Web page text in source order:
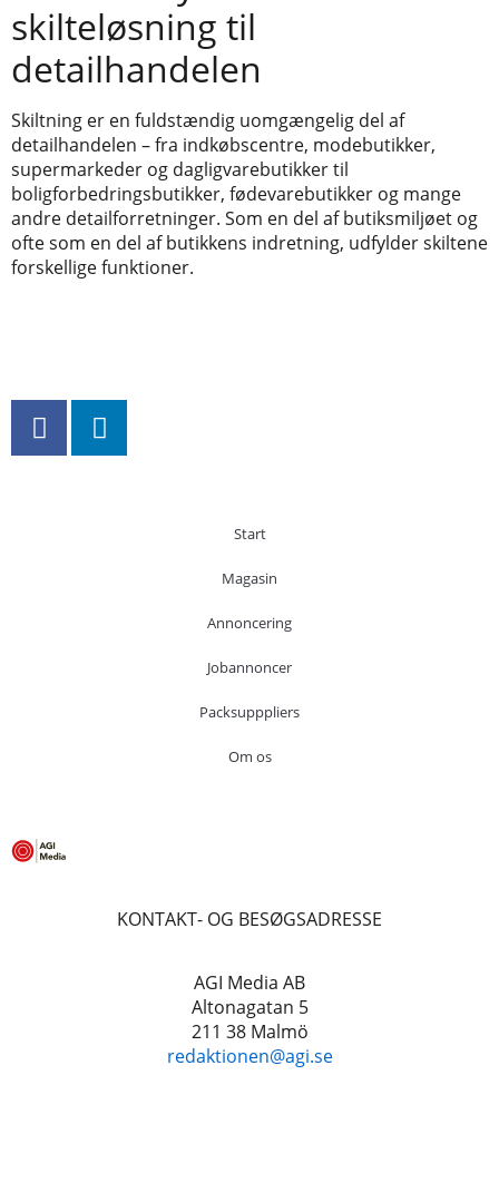
skilteløsning til
detailhandelen
Skiltning er en fuldstændig uomgængelig del af
detailhandelen – fra indkøbscentre, modebutikker,
supermarkeder og dagligvarebutikker til
boligforbedringsbutikker, fødevarebutikker og mange
andre detailforretninger. Som en del af butiksmiljøet og
ofte som en del af butikkens indretning, udfylder skiltene
forskellige funktioner.
Start
Magasin
Annoncering
Jobannoncer
Packsupppliers
Om os
KONTAKT- OG BESØGSADRESSE
AGI Media AB
Altonagatan 5
211 38 Malmö
redaktionen@agi.se